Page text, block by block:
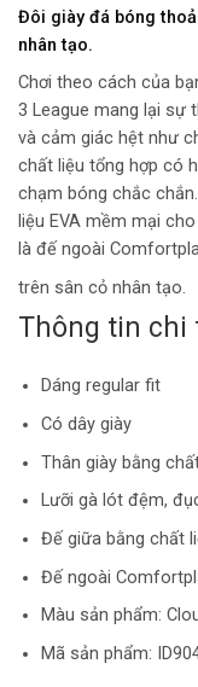
Đôi giày đá bóng
nhân tạo.
Chơi theo cách của
3 League mang lại sự
và cảm giác hệt như
chất liệu tổng hợp có
chạm bóng chắc
liệu EVA mềm mại
là đế ngoài
trên sân cỏ nhân tạo.
Thông tin chi
Dáng regular fit
Có dây giày
Thân giày bằng
Lưỡi gà lót đệm,
Đế giữa bằng chất
Đế ngoài
Màu sản phẩm:
Mã sản phẩm: